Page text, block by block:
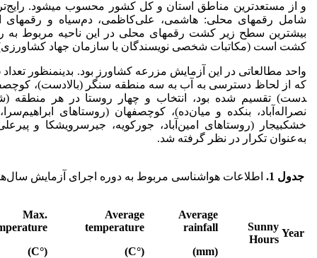
و از مستعدترین مناطق استان و کل کشور محسوب می­شود.
شامل رقم­های محلی: هاشمی، علی‌کاظمی، دم‌سیاه و رقم­های
کشت است (مکاتبات شخصی نویسندگان با سازمان جهاد
دست) تقسیم شده بود، انتخاب و چهار روستا در هر منطقه
نصراله‌آباد، بنکده و میان‌ده)، کوچصفهان (روستاهای
خشکبیجار (روستاهای امین‌آباد، جورکویه، جیرسرویشکا و
به‌عنوان تکرار در نظر گرفته شد.
جدول 1. اطلاعات هواشناسی مربوط به دوره اجرای آزمایش سال‌های 1397-
Year
Sunny
Hours
Average
rainfall
(mm)
Average
temperature
(°C)
Max.
(°C)